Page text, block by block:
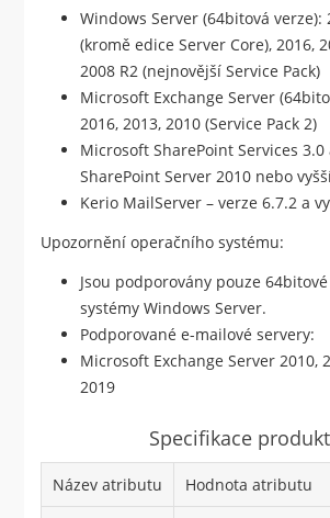
Windows Server (64bitová verze):
(kromě edice Server Core), 2016,
2008 R2 (nejnovější Service Pack)
Microsoft Exchange Server
2016, 2013, 2010 (Service Pack 2)
Microsoft SharePoint Services
SharePoint Server 2010 nebo
Kerio MailServer – verze 6.7.2 a
Upozornění operačního systému:
Jsou podporovány pouze
systémy Windows Server.
Podporované e-mailové servery:
Microsoft Exchange Server 2010,
2019
Specifikace
Název atributu Hodnota atributu